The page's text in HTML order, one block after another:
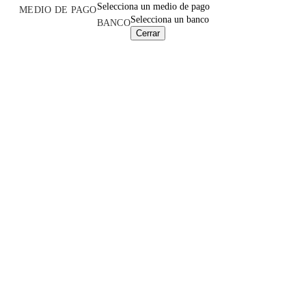
MEDIO DE PAGOSelecciona un medio de pago
BANCOSelecciona un banco
Cerrar